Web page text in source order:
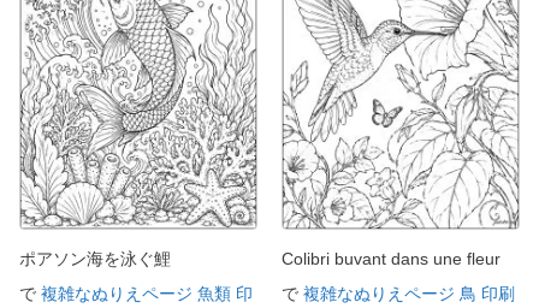
ポアソン海を泳ぐ鯉
で 複雑なぬりえページ 魚類 印
Colibri buvant dans une fleur
で 複雑なぬりえページ 鳥 印刷